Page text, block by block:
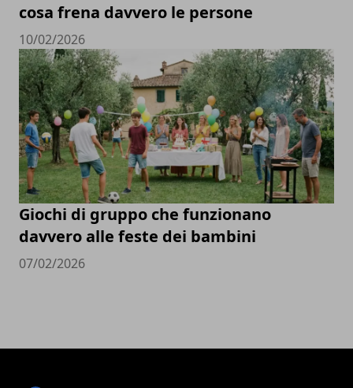
cosa frena davvero le persone
10/02/2026
Giochi di gruppo che funzionano
davvero alle feste dei bambini
07/02/2026